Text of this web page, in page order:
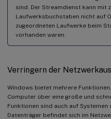
sind. Der Streamdienst kann mit
Laufwerksbuchstaben nicht auf
zugeordneten Laufwerke beim
vorhanden waren.
Verringern der
Windows bietet mehrere
Computer über eine große und
Funktionen sind auch auf Systemen
Datenträger befindet sich im